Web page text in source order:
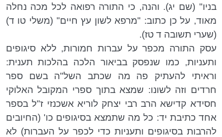
בניו" (שם יג). והנה, כי התורה רפואה לכל מכה נחלה
מאוד, על כן כתוב: "מרפא לשון עץ חיים" (משלי טו ד)
(שערי תשובה ד טז).
עסק התורה מכפר על עברות חמורות, ללא סיגופים
ותעניות, כמו שנפסק בביאור הלכה בהלכות תענית:
וראיתי להעתיק פה מה שכתב השל"ה בשם ספר
חרדים וזה לשונו: שמצא בתוך ספרי המקובל האלוקי
חסידא קדישא הרב רבי יצחק לוריא אשכנזי ז"ל בספר
אחד כתיבת יד: כל מה שתמצא בסיגופים כו' (החיובים
להרבות בסיגופים ותעניות כדי לכפר על העברות) לא